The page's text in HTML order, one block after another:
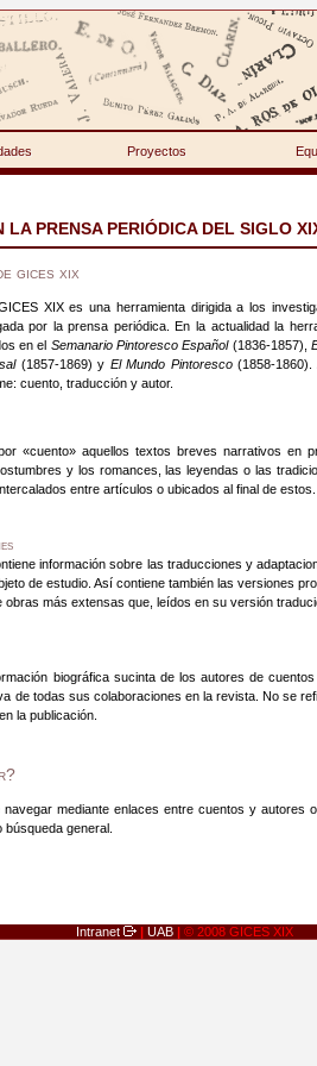
Proyectos
LA PRENSA PERIÓDICA DEL SIGLO
gices xix
XIX es una herramienta dirigida a los
por la prensa periódica. En la actualidad la
en el Semanario Pintoresco Español(1836-1857),
(1857-1869) y El Mundo Pintoresco(1858-1860).
cuento, traducción y autor.
«cuento» aquellos textos breves narrativos en
y los romances, las leyendas o las
entre artículos o ubicados al final de estos.
información sobre las traducciones y
de estudio. Así contiene también las versiones
obras más extensas que, leídos en su versión
biográfica sucinta de los autores de
de todas sus colaboraciones en la revista. No se
la publicación.
navegar mediante enlaces entre cuentos y autores
general.
Intranet UAB © 2008 GICES XIX